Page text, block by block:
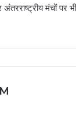
मंचों पर